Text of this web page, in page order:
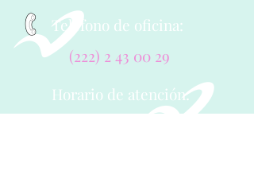
Teléfono de oficina:
(222) 2 43 00 29
Horario de atención: